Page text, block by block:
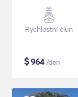
Rychlostní člun
$964/den